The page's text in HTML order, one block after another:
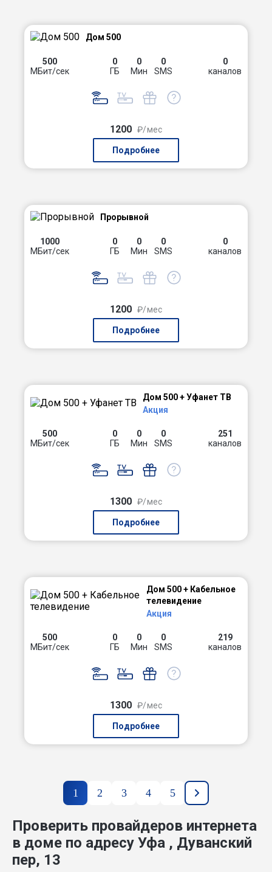
Дом 500
500
МБит/сек
0
ГБ
0
Мин
0
SMS
0
каналов
1200 ₽/мес
Подробнее
Прорывной
1000
МБит/сек
0
ГБ
0
Мин
0
SMS
0
каналов
1200 ₽/мес
Подробнее
Дом 500 + Уфанет ТВ
Акция
500
МБит/сек
0
ГБ
0
Мин
0
SMS
251
каналов
1300 ₽/мес
Подробнее
Дом 500 + Кабельное
телевидение
Акция
500
МБит/сек
0
ГБ
0
Мин
0
SMS
219
каналов
1300 ₽/мес
Подробнее
1 2 3 4 5
Проверить провайдеров интернета
в доме по адресу Уфа , Дуванский
пер, 13